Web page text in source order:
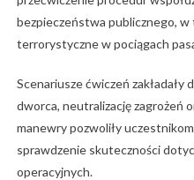
bezpieczeństwa publicznego, w
terrorystycznewpociągach
Scenariuszećwiczeń zakładały
dworca, neutralizacjęzagrożeń
manewrypozwoliłyuczestnikom
sprawdzenie skuteczności
operacyjnych.